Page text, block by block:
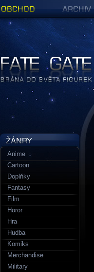
Anime
Cartoon
Doplňky
Fantasy
Film
Horor
Hra
Hudba
Komiks
Merchandise
Military
Figurky a sošky | Fate Gate